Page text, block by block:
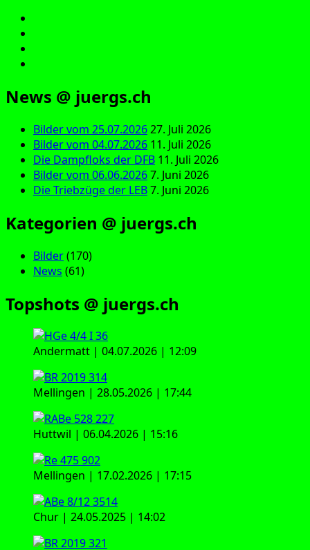
News @ juergs.ch
Bilder vom 25.07.202627. Juli 2026
Bilder vom 04.07.2026 11. Juli 2026
Die Dampfloks der DFB 11. Juli 2026
Bilder vom 06.06.20267. Juni 2026
Die Triebzüge der LEB7. Juni 2026
Kategorien @ juergs.ch
Bilder(170)
News (61)
Topshots @ juergs.ch
Andermatt | 04.07.2026 | 12:09
Mellingen | 28.05.2026 | 17:44
Huttwil | 06.04.2026 | 15:16
Mellingen | 17.02.2026 | 17:15
Chur | 24.05.2025 | 14:02